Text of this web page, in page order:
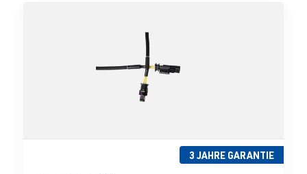
3 JAHRE GARANTIE